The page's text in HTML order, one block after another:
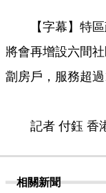
【字幕】特區
將會再增設六間
劏房戶，服務超過
記者 付鈺 香
相關新聞